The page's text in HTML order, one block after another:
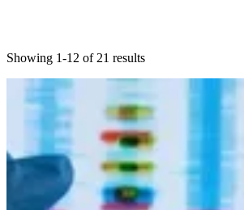
Showing 1-12 of 21 results